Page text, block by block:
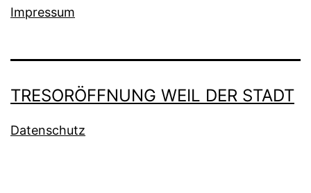
Impressum
TRESORÖFFNUNG WEIL DER STADT
Datenschutz